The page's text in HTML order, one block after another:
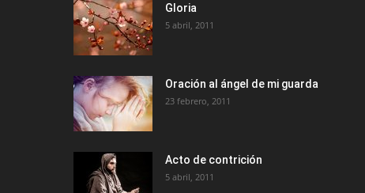
Gloria
5 abril, 2011
Oración al ángel de mi guarda
23 febrero, 2011
Acto de contrición
5 abril, 2011